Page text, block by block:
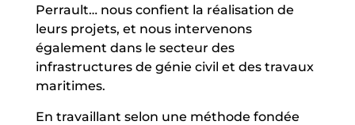
Perrault… nous confient la réalisation de
leurs projets, et nous intervenons
également dans le secteur des
infrastructures de génie civil et des travaux
maritimes.
En travaillant selon une méthode fondée